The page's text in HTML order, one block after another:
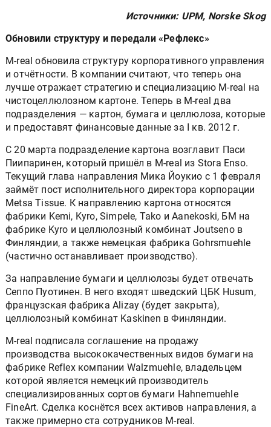
Источники: UPM, Norske Skog
Обновили структуру и передали «Рефлекс»
M-real обновила структуру корпоративного управления
и отчётности. В компании считают, что теперь она
лучше отражает стратегию и специализацию M-real на
чистоцеллюлозном картоне. Теперь в M-real два
подразделения — картон, бумага и целлюлоза, которые
и предоставят финансовые данные за I кв. 2012 г.
С 20 марта подразделение картона возглавит Паси
Пиипаринен, который пришёл в M-real из Stora Enso.
Текущий глава направления Мика Йоукио с 1 февраля
займёт пост исполнительного директора корпорации
Metsa Tissue. К направлению картона относятся
фабрики Kemi, Kyro, Simpele, Tako и Aanekoski, БМ на
фабрике Kyro и целлюлозный комбинат Joutseno в
Финляндии, а также немецкая фабрика Gohrsmuehle
(частично останавливает производство).
За направление бумаги и целлюлозы будет отвечать
Сеппо Пуотинен. В него входят шведский ЦБК Husum,
французская фабрика Alizay (будет закрыта),
целлюлозный комбинат Kaskinen в Финляндии.
M-real подписала соглашение на продажу
производства высококачественных видов бумаги на
фабрике Reflex компании Walzmuehle, владельцем
которой является немецкий производитель
специализированных сортов бумаги Hahnemuehle
FineArt. Сделка коснётся всех активов направления, а
также примерно ста сотрудников M-real.